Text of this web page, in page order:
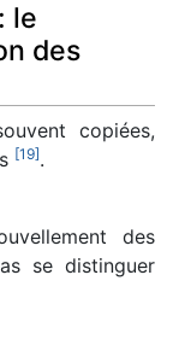
le
des
copiées,
[19].
des
se distinguer